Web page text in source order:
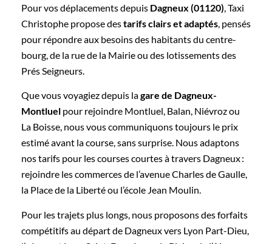
Pour vos déplacements depuis Dagneux (01120), Taxi
Christophe propose destarifs clairs et adaptés, pensés
pour répondre aux besoins des habitants du centre-
bourg, de la rue de la Mairie ou des lotissements des
Prés Seigneurs.
Que vous voyagiez depuis lagare de Dagneux-
Montluel pour rejoindre Montluel, Balan, Niévroz ou
La Boisse, nous vous communiquons toujours le prix
estimé avant la course, sans surprise. Nous adaptons
nos tarifs pour les courses courtes à travers Dagneux :
rejoindre les commerces de l’avenue Charles de Gaulle,
la Place de la Liberté ou l’école Jean Moulin.
Pour les trajets plus longs, nous proposons des forfaits
compétitifs au départ de Dagneux vers Lyon Part-Dieu,